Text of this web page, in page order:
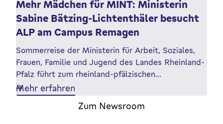
Mehr Mädchen für MINT: Ministerin
Sabine Bätzing-Lichtenthäler besucht
ALP am Campus Remagen
Sommerreise der Ministerin für Arbeit, Soziales,
Frauen, Familie und Jugend des Landes Rheinland-
Pfalz führt zum rheinland-pfälzischen…
Mehr erfahren
Zum Newsroom